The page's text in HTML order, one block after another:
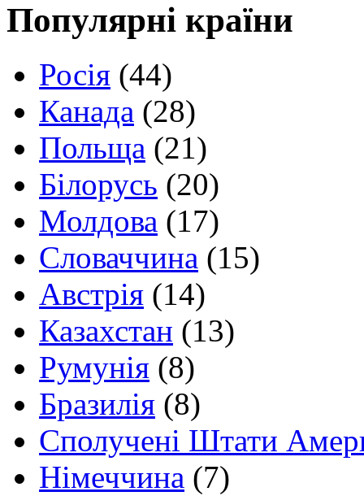
Популярні країни
Росія (44)
Канада (28)
Польща (21)
Білорусь (20)
Молдова (17)
Словаччина (15)
Австрія (14)
Казахстан (13)
Румунія (8)
Бразилія (8)
Сполучені Штати
Німеччина (7)